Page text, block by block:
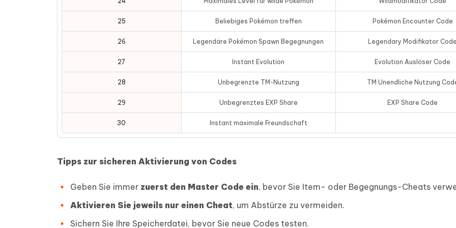
25 Beliebiges Pokémon treffen Pokémon Encounter Code
26 Legendäre Pokémon Spawn Begegnungen Legendary Modifikator Code
27 Instant Evolution Evolution Auslöser Code
28 Unbegrenzte TM-Nutzung TM Unendliche Nutzung
29 Unbegrenztes EXP Share EXP Share Code
30 Instant maximale Freundschaft
Tipps zur sicheren Aktivierung von Codes
Geben Sie immer zuerst den Master Code ein, bevor Sie Item- oder Begegnungs-Cheats
Aktivieren Sie jeweils nur einen Cheat, um Abstürze zu vermeiden.
Sichern Sie Ihre Speicherdatei, bevor Sie neue Codes testen.